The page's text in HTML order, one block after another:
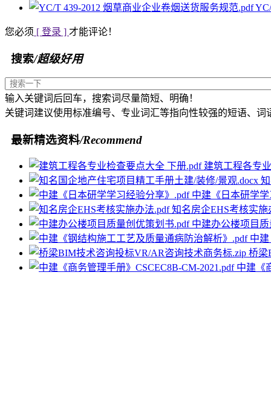
您必须 [ 登录 ] 才能评论！
搜索/超级好用
输入关键词后回车，搜索词尽量简短、明确！
关键词建议使用标准编号、专业词汇等指向性较强的短语、词
最新精选资料/Recommend
建筑工程各专
中建《日本研学
知名房企EHS考核实施
中建办公楼项目
中
桥梁
中建《